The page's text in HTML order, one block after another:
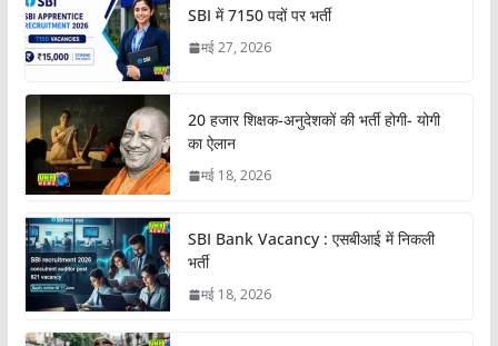
SBI में 7150 पदों पर भर्ती
मई 27, 2026
20 हजार शिक्षक-अनुदेशकों की भर्ती होगी- योगी
का ऐलान
मई 18, 2026
SBI Bank Vacancy : एसबीआई में निकली
भर्ती
मई 18, 2026